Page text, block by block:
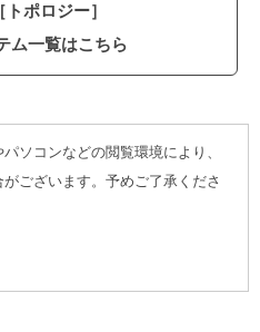
ポロジー］
ム一覧はこちら
ソコンなどの閲覧環境により、
ございます。予めご了承くださ